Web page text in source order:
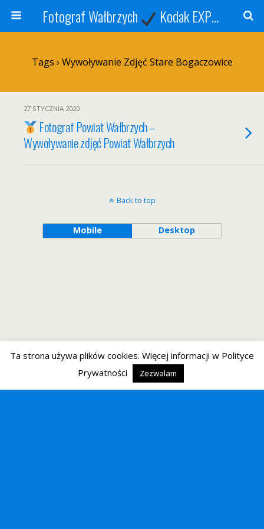
Fotograf Wałbrzych Kodak EXPRESS
Tags › Wywoływanie Zdjęć Stare Bogaczowice
27 STYCZNIA 2020
Fotograf Powiat Wałbrzych –
Wywoływanie zdjęć Powiat Wałbrzych
Back to top
Mobile Desktop
Ta strona używa plików cookies. Więcej informacji w Polityce
Prywatności
Zezwalam